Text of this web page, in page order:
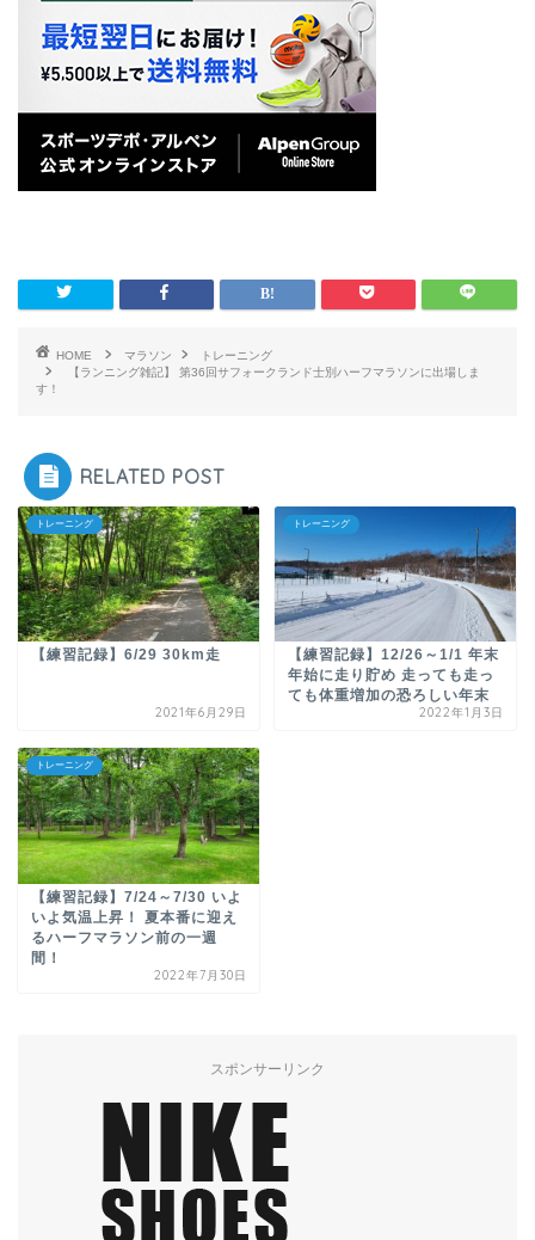
HOME マラソン
トレーニング
【ランニング雑記】 第36回サフォークランド士別ハーフマラソンに出場しま
す！
RELATED POST
トレーニング
【練習記録】6/29 30km走
2021年6月29日
トレーニング
【練習記録】12/26～1/1 年末
年始に走り貯め 走っても走っ
ても体重増加の恐ろしい年末
2022年1月3日
トレーニング
【練習記録】7/24～7/30 いよ
いよ気温上昇！ 夏本番に迎え
るハーフマラソン前の一週
間！
2022年7月30日
スポンサーリンク